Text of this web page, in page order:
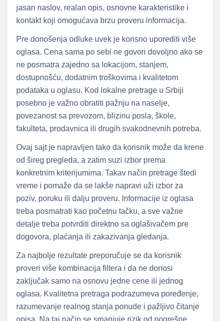
jasan naslov, realan opis, osnovne karakteristike i
kontakt koji omogućava brzu proveru informacija.
Pre donošenja odluke uvek je korisno uporediti više
oglasa. Cena sama po sebi ne govori dovoljno ako se
ne posmatra zajedno sa lokacijom, stanjem,
dostupnošću, dodatnim troškovima i kvalitetom
podataka u oglasu. Kod lokalne pretrage u Srbiji
posebno je važno obratiti pažnju na naselje,
povezanost sa prevozom, blizinu posla, škole,
fakulteta, prodavnica ili drugih svakodnevnih potreba.
Ovaj sajt je napravljen tako da korisnik može da krene
od šireg pregleda, a zatim suzi izbor prema
konkretnim kriterijumima. Takav način pretrage štedi
vreme i pomaže da se lakše napravi uži izbor za
poziv, poruku ili dalju proveru. Informacije iz oglasa
treba posmatrati kao početnu tačku, a sve važne
detalje treba potvrditi direktno sa oglašivačem pre
dogovora, plaćanja ili zakazivanja gledanja.
Za najbolje rezultate preporučuje se da korisnik
proveri više kombinacija filtera i da ne donosi
zaključak samo na osnovu jedne cene ili jednog
oglasa. Kvalitetna pretraga podrazumeva poređenje,
razumevanje realnog stanja ponude i pažljivo čitanje